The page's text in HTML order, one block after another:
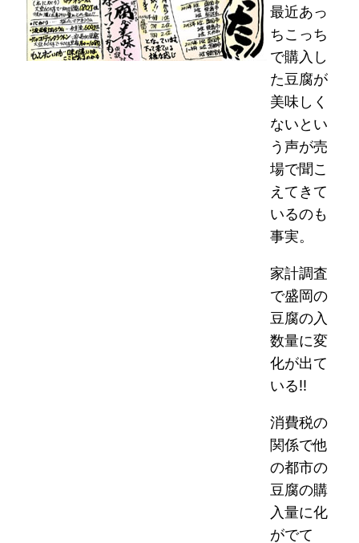
最近あっ
ちこっち
で購入し
た豆腐が
美味しく
ないとい
う声が売
場で聞こ
えてきて
いるのも
事実。
家計調査
で盛岡の
豆腐の入
数量に変
化が出て
いる!!
消費税の
関係で他
の都市の
豆腐の購
入量に化
がでて